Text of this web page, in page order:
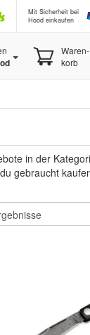
Mit Sicherheit bei
Hood einkaufen
Waren-
korb
in der
gebraucht